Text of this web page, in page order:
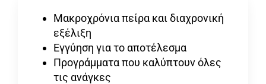
Μακροχρόνια πείρα και διαχρονική
εξέλιξη
Εγγύηση για το αποτέλεσμα
Προγράμματα που καλύπτουν όλες
τις ανάγκες